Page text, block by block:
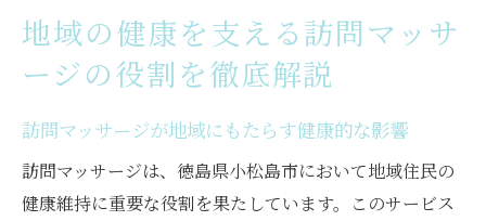
地域の健康を支える訪問マッサ
ージの役割を徹底解説
訪問マッサージが地域にもたらす健康的な影響
訪問マッサージは、徳島県小松島市において地域住民の
健康維持に重要な役割を果たしています。このサービス